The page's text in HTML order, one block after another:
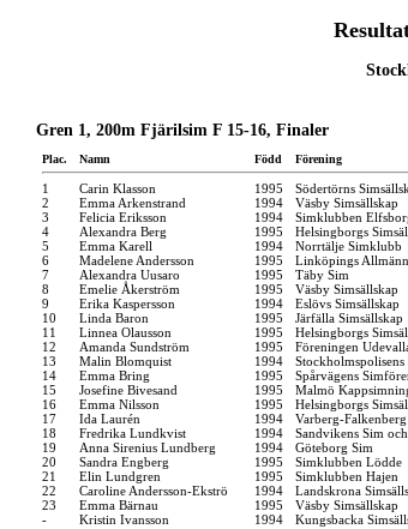
Gren 1, 200m Fjärilsim F 15-16, Finaler
Plac. Namn Född Förening
1 Carin Klasson 1995 Södertörns
2
Emma Arkenstrand 1994 Väsby Simsällskap
3
Felicia Eriksson 1994 Simklubben
4
Alexandra Berg 1995 Helsingborgs
5
Emma Karell 1994 Norrtälje Simklubb
6
Madelene Andersson 1995 Linköpings
7
Alexandra Uusaro 1995 Täby Sim
8
Emelie Åkerström 1995 Väsby Simsällskap
9
Erika Kaspersson 1994 Eslövs Simsällskap
10
Linda Baron 1995 Järfälla Simsällskap
11
Linnea Olausson 1995 Helsingborgs
12
Amanda Sundström 1995 Föreningen
13
Malin Blomquist 1994
14
Emma Bring 1995 Spårvägens
15
Josefine Bivesand 1995 Malmö
16
Emma Nilsson 1995 Helsingborgs
17
Ida Laurén 1994 Varberg-
18
Fredrika Lundkvist 1994 Sandvikens Sim
19
Anna Sirenius Lundberg 1994 Göteborg Sim
20
Sandra Engberg 1995 Simklubben Lödde
21
Elin Lundgren 1995 Simklubben Hajen
22
Caroline Andersson-Ekströ 1994 Landskrona
23
Emma Bärnau 1995 Väsby Simsällskap
-
Kristin Ivansson 1994 Kungsbacka